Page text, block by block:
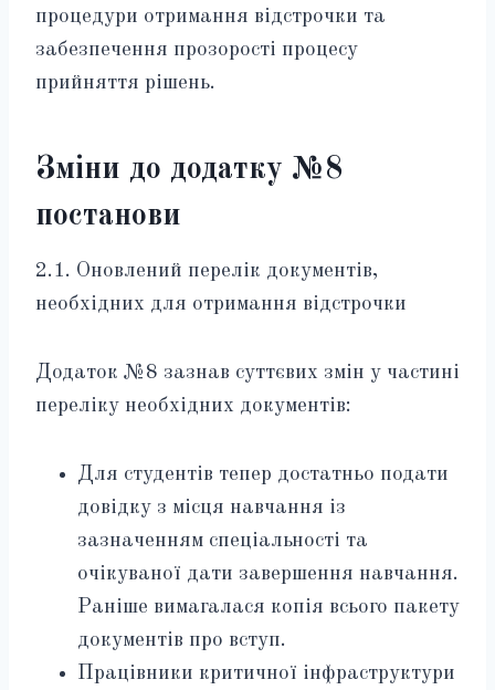
процедури отримання відстрочки та
забезпечення прозорості процесу
прийняття рішень.
Зміни до додатку №8
постанови
2.1. Оновлений перелік документів,
необхідних для отримання відстрочки
Додаток №8 зазнав суттєвих змін у частині
переліку необхідних документів:
Для студентів тепер достатньо подати
довідку з місця навчання із
зазначенням спеціальності та
очікуваної дати завершення навчання.
Раніше вимагалася копія всього пакету
документів про вступ.
Працівники критичної інфраструктури